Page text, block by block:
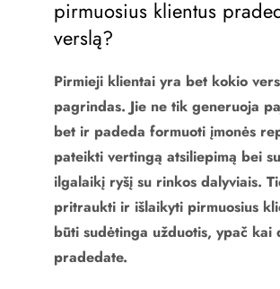
pirmuosius klientus
verslą?
Pirmieji klientai yra bet kokio
pagrindas. Jie ne tik generuoja
bet ir padeda formuoti įmonės
pateikti vertingą atsiliepimą bei
ilgalaikį ryšį su rinkos dalyviais.
pritraukti ir išlaikyti pirmuosius
būti sudėtinga užduotis, ypač kai
pradedate.